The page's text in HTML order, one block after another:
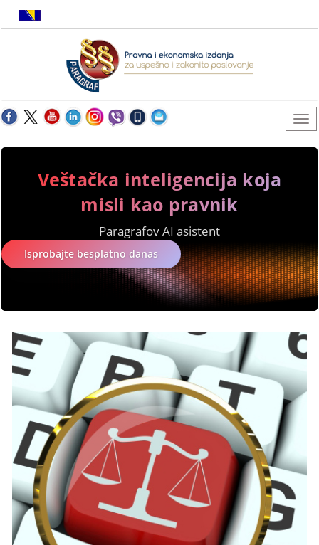
Veštačka inteligencija koja
misli kao pravnik
Paragrafov AI asistent
Isprobajte besplatno danas